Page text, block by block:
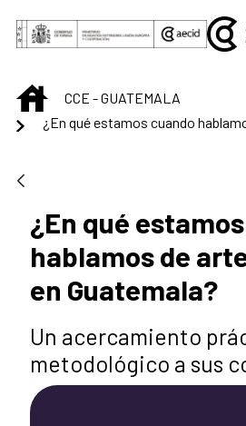
Saut au contenu principal
INICIOCCE - GUATEMALA
¿En qué
hablamos de
en Guatemala?
Un acercamiento
metodológico a sus